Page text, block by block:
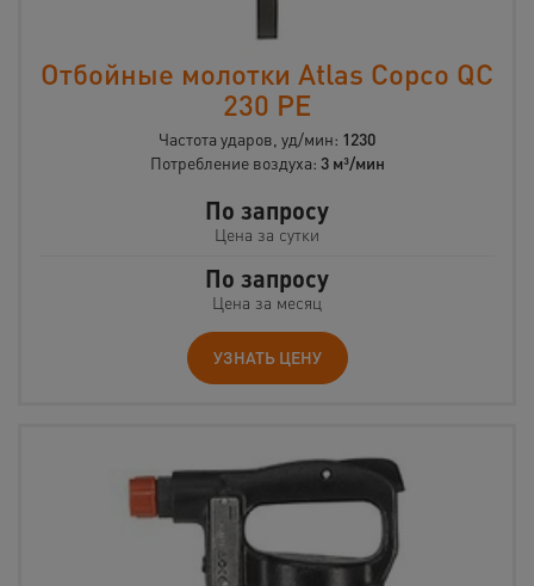
Отбойные молотки Atlas Copco QC
230 PE
Частота ударов, уд/мин: 1230
Потребление воздуха: 3 м³/мин
По запросу
Цена за сутки
По запросу
Цена за месяц
УЗНАТЬ ЦЕНУ